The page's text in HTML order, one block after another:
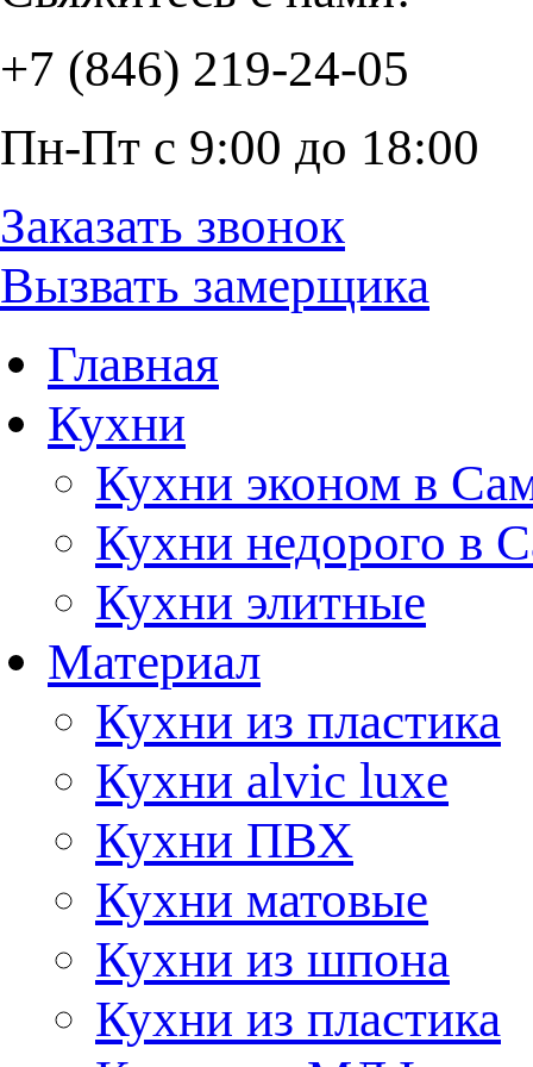
+7 (846) 219-24-05
Пн-Пт с 9:00 до 18:00
Заказать звонок
Вызвать замерщика
Главная
Кухни
Кухни эконом в
Кухни недорого в
Кухни элитные
Материал
Кухни из пластика
Кухни alvic luxe
Кухни ПВХ
Кухни матовые
Кухни из шпона
Кухни из пластика